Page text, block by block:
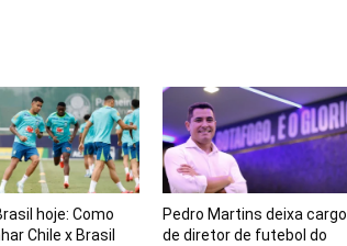
hoje: Como
Chile x Brasil
Pedro Martins deixa cargo
de diretor de futebol do